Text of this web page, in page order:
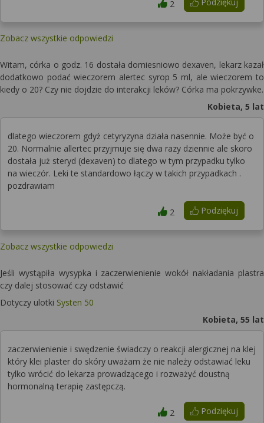
2
Zobacz wszystkie odpowiedzi
Witam, córka o godz. 16 dostała domiesniowo dexaven, lekarz kazał
dodatkowo podać wieczorem alertec syrop 5 ml, ale wieczorem to
kiedy o 20? Czy nie dojdzie do interakcji leków? Córka ma pokrzywke.
Kobieta, 5 lat
dlatego wieczorem gdyż cetyryzyna działa nasennie. Może być o
20. Normalnie allertec przyjmuje się dwa razy dziennie ale skoro
dostała już steryd (dexaven) to dlatego w tym przypadku tylko
na wieczór. Leki te standardowo łączy w takich przypadkach .
pozdrawiam
Podziękuj
2
Zobacz wszystkie odpowiedzi
Jeśli wystąpiła wysypka i zaczerwienienie wokół nakładania plastra
czy dalej stosować czy odstawić
Dotyczy ulotki Systen 50
Kobieta, 55 lat
zaczerwienienie i swędzenie świadczy o reakcji alergicznej na klej
który klei plaster do skóry uważam że nie należy odstawiać leku
tylko wrócić do lekarza prowadzącego i rozważyć doustną
hormonalną terapię zastępczą.
Podziękuj
2